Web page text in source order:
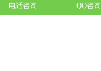
要看你怎样修正了。
电话咨询 QQ咨询